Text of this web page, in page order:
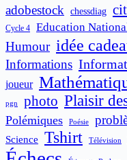
adobestock chessdiag
Cycle 4 Education
Humour idée
Informations
joueur
pgn photo Plaisir
Polémiques Poésie
Science
Tshirt Télévision